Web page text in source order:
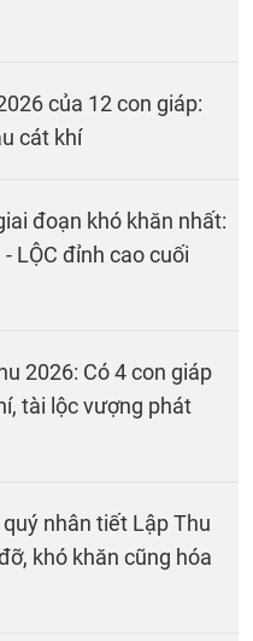
của 12 con giáp:
cát khí
đoạn khó khăn nhất:
LỘC đỉnh cao cuối
2026: Có 4 con giáp
tài lộc vượng phát
nhân tiết Lập Thu
khó khăn cũng hóa